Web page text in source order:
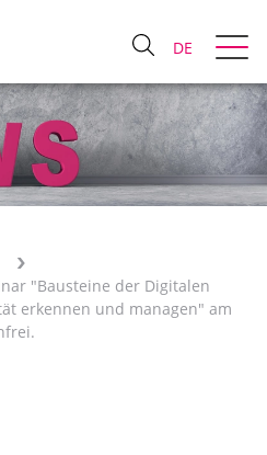
DE
"Bausteine der Digitalen
erkennen und managen" am